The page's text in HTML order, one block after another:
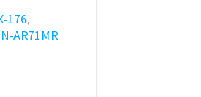
176,
AR71MR